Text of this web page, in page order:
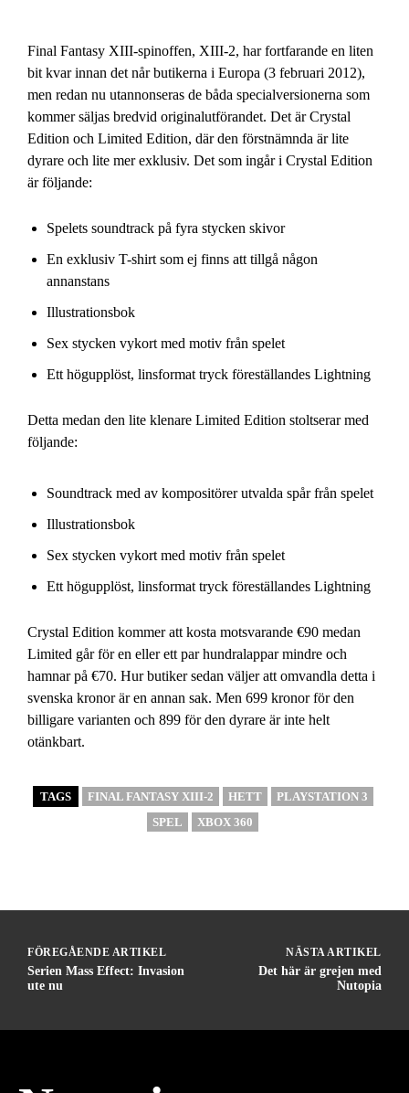
Final Fantasy XIII-spinoffen, XIII-2, har fortfarande en liten
bit kvar innan det når butikerna i Europa (3 februari 2012),
men redan nu utannonseras de båda specialversionerna som
kommer säljas bredvid originalutförandet. Det är Crystal
Edition och Limited Edition, där den förstnämnda är lite
dyrare och lite mer exklusiv. Det som ingår i Crystal Edition
är följande:
Spelets soundtrack på fyra stycken skivor
En exklusiv T-shirt som ej finns att tillgå någon
annanstans
Illustrationsbok
Sex stycken vykort med motiv från spelet
Ett högupplöst, linsformat tryck föreställandes Lightning
Detta medan den lite klenare Limited Edition stoltserar med
följande:
Soundtrack med av kompositörer utvalda spår från spelet
Illustrationsbok
Sex stycken vykort med motiv från spelet
Ett högupplöst, linsformat tryck föreställandes Lightning
Crystal Edition kommer att kosta motsvarande €90 medan
Limited går för en eller ett par hundralappar mindre och
hamnar på €70. Hur butiker sedan väljer att omvandla detta i
svenska kronor är en annan sak. Men 699 kronor för den
billigare varianten och 899 för den dyrare är inte helt
otänkbart.
TAGS FINAL FANTASY XIII-2 HETT
PLAYSTATION 3
SPEL
XBOX 360
FÖREGÅENDE ARTIKEL
Serien Mass Effect: Invasion
ute nu
NÄSTA ARTIKEL
Det här är grejen med
Nutopia